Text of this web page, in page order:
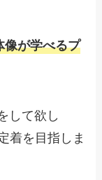
像が学べるプ
して欲し
着を目指しま